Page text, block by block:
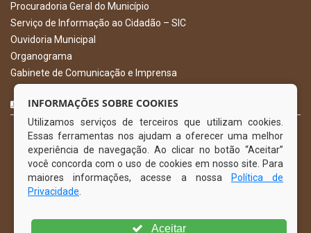
Procuradoria Geral do Município
Serviço de Informação ao Cidadão – SIC
Ouvidoria Municipal
Organograma
Gabinete de Comunicação e Imprensa
CURTA NOSSA FAN PAGE
INFORMAÇÕES SOBRE COOKIES
Utilizamos serviços de terceiros que utilizam cookies.
Essas ferramentas nos ajudam a oferecer uma melhor
experiência de navegação. Ao clicar no botão “Aceitar”
você concorda com o uso de cookies em nosso site. Para
maiores informações, acesse a nossa
Política de
Privacidade
Aceitar